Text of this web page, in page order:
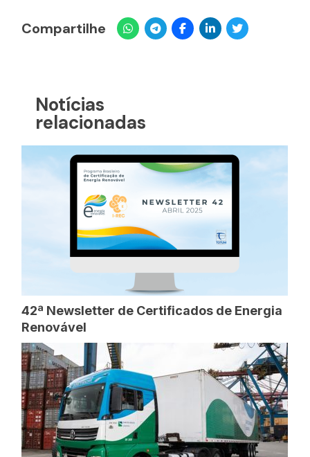
Compartilhe
Notícias
relacionadas
42ª Newsletter de Certificados de Energia
Renovável